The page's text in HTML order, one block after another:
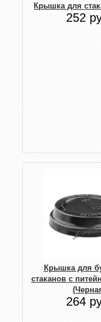
Крышка для
252
Крышка для
стаканов с
264